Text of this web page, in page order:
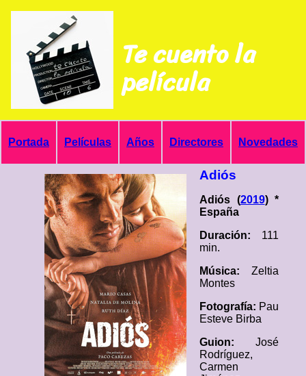
Te cuento la
película
Portada Películas Años Directores Novedades
Adiós
Adiós (2019) *
España
Duración: 111
min.
Música: Zeltia
Montes
Fotografía: Pau
Esteve Birba
Guion: José
Rodríguez,
Carmen